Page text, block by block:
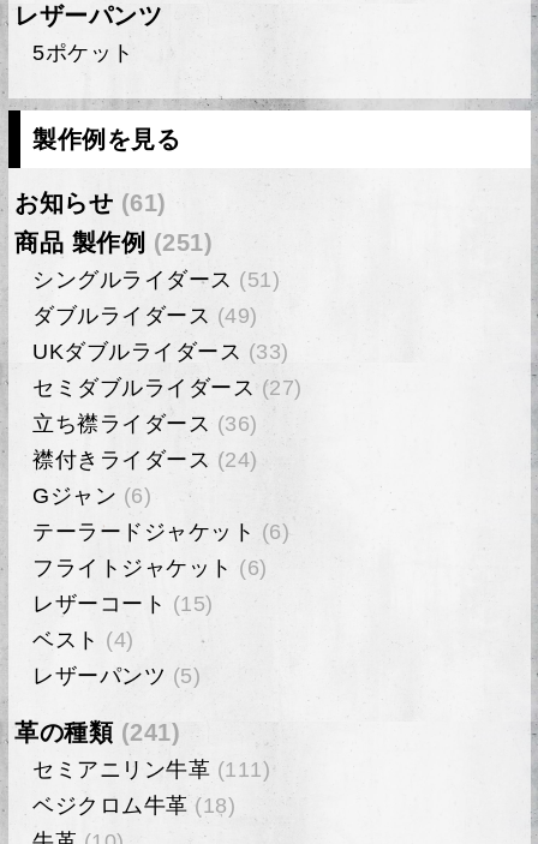
レザーパンツ
5ポケット
製作例を見る
お知らせ (61)
商品 製作例 (251)
シングルライダース (51)
ダブルライダース (49)
UKダブルライダース (33)
セミダブルライダース (27)
立ち襟ライダース (36)
襟付きライダース (24)
Gジャン (6)
テーラードジャケット (6)
フライトジャケット (6)
レザーコート (15)
ベスト (4)
レザーパンツ (5)
革の種類(241)
セミアニリン牛革 (111)
ベジクロム牛革 (18)